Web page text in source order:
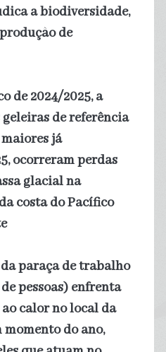
a biodiversidade,
de
de 2024/2025, a
de referência
já
ocorreram perdas
glacial na
costa do Pacífico
paraça de trabalho
pessoas) enfrenta
calor no local da
do ano,